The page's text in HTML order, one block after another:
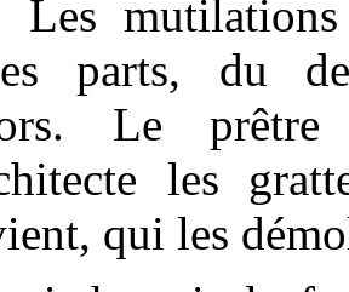
Les
parts, du
Le prêtre
les
qui les